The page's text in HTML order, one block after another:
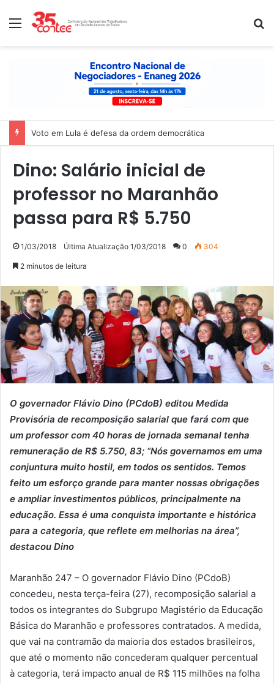
Menu
Voto em Lula é defesa da ordem democrática
Dino: Salário inicial de
professor no Maranhão
passa para R$ 5.750
1/03/2018 Última Atualização 1/03/2018 0 304
2 minutos de leitura
O governador Flávio Dino (PCdoB) editou Medida
Provisória de recomposição salarial que fará com que
um professor com 40 horas de jornada semanal tenha
remuneração de R$ 5.750, 83; “Nós governamos em uma
conjuntura muito hostil, em todos os sentidos. Temos
feito um esforço grande para manter nossas obrigações
e ampliar investimentos públicos, principalmente na
educação. Essa é uma conquista importante e histórica
para a categoria, que reflete em melhorias na área”,
destacou Dino
Maranhão 247 – O governador Flávio Dino (PCdoB)
concedeu, nesta terça-feira (27), recomposição salarial a
todos os integrantes do Subgrupo Magistério da Educação
Básica do Maranhão e professores contratados. A medida,
que vai na contramão da maioria dos estados brasileiros,
que até o momento não concederam qualquer percentual
à categoria, terá impacto anual de R$ 115 milhões na folha